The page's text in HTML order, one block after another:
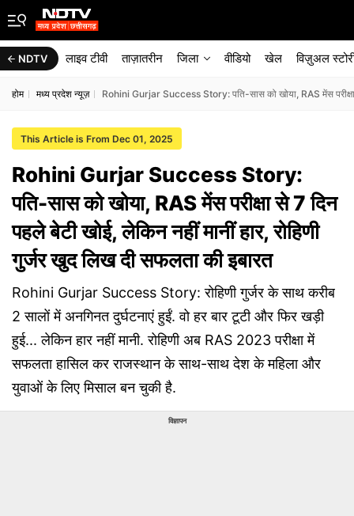
NDTV लाइव टीवी ताज़ातरीन जिला वीडियो खेल विज़ुअल
होम मध्य प्रदेश न्यूज़ Rohini Gurjar Success Story: पति-सास को खोया, RAS मेंस परीक्षा
This Article is From Dec 01, 2025
Rohini Gurjar Success Story:
पति-सास को खोया, RAS मेंस परीक्षा से 7 दिन
पहले बेटी खोई, लेकिन नहीं मानीं हार, रोहिणी
गुर्जर खुद लिख दी सफलता की इबारत
Rohini Gurjar Success Story: रोहिणी गुर्जर के साथ करीब
2 सालों में अनगिनत दुर्घटनाएं हुईं. वो हर बार टूटी और फिर खड़ी
हुई... लेकिन हार नहीं मानी. रोहिणी अब RAS 2023 परीक्षा में
सफलता हासिल कर राजस्थान के साथ-साथ देश के महिला और
युवाओं के लिए मिसाल बन चुकी है.
विज्ञापन